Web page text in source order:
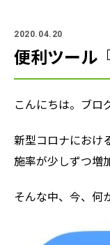
2020.04.20
便利ツール
こんにちは。ブロ
新型コロナにおけ
施率が少しずつ増
そんな中、今、